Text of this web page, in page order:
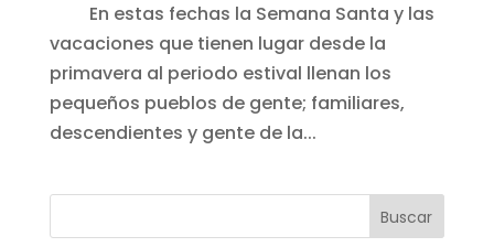
En estas fechas la Semana Santa y las
vacaciones que tienen lugar desde la
primavera al periodo estival llenan los
pequeños pueblos de gente; familiares,
descendientes y gente de la...